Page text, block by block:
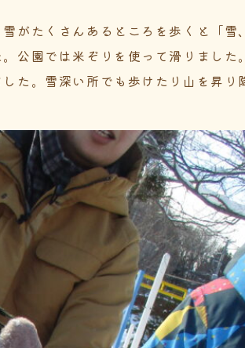
がたくさんあるところを歩くと「雪、
公園では米ぞりを使って滑りました。
た。雪深い所でも歩けたり山を昇り